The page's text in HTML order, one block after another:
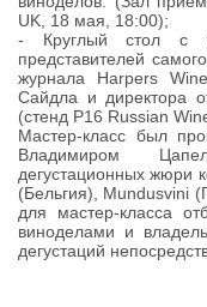
UK, 18 мая, 18:00);
- Круглый стол с
представителей
журнала Harpers
Сайдла и директора
(стенд P16 Russian
Мастер-класс был
Владимиром
дегустационных жюри
(Бельгия), Mundusvini
для мастер-класса
виноделами и
дегустаций